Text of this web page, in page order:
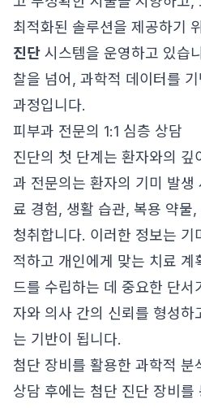
최적화된 솔루션을 제공하기
진단 시스템을 운영하고 있습
찰을 넘어, 과학적 데이터를
과정입니다.
피부과 전문의 1:1 심층 상담
진단의 첫 단계는 환자와의 깊
과 전문의는 환자의 기미 발생
료 경험, 생활 습관, 복용 약물,
청취합니다. 이러한 정보는 기
적하고 개인에게 맞는 치료 계
드를 수립하는 데 중요한 단서
자와 의사 간의 신뢰를 형성하
는 기반이 됩니다.
첨단 장비를 활용한 과학적 분
상담 후에는 첨단 진단 장비를